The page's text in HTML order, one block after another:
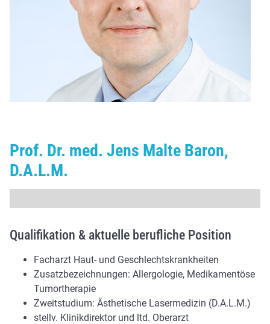
Prof. Dr. med. Jens Malte Baron,
D.A.L.M.
Qualifikation & aktuelle berufliche Position
Facharzt Haut- und Geschlechtskrankheiten
Zusatzbezeichnungen: Allergologie, Medikamentöse
Tumortherapie
Zweitstudium: Ästhetische Lasermedizin (D.A.L.M.)
stellv. Klinikdirektor und ltd. Oberarzt